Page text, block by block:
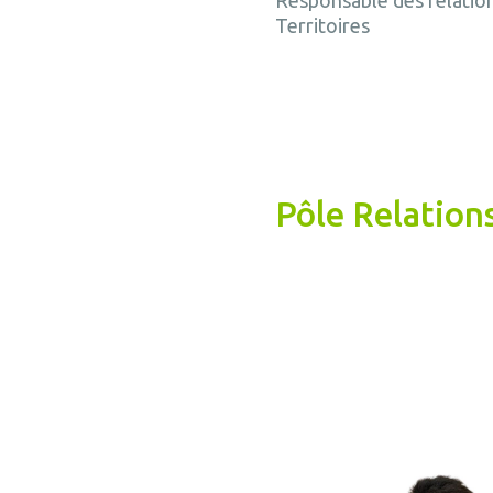
Territoires
Pôle